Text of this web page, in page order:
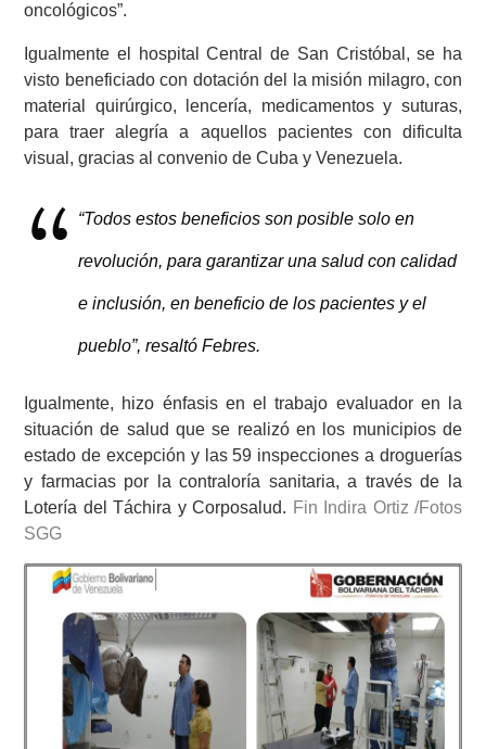
oncológicos”.
Igualmente el hospital Central de San Cristóbal, se ha
visto beneficiado con dotación del la misión milagro, con
material quirúrgico, lencería, medicamentos y suturas,
para traer alegría a aquellos pacientes con dificulta
visual, gracias al convenio de Cuba y Venezuela.
“Todos estos beneficios son posible solo en
revolución, para garantizar una salud con calidad
e inclusión, en beneficio de los pacientes y el
pueblo”, resaltó Febres.
Igualmente, hizo énfasis en el trabajo evaluador en la
situación de salud que se realizó en los municipios de
estado de excepción y las 59 inspecciones a droguerías
y farmacias por la contraloría sanitaria, a través de la
Lotería del Táchira y Corposalud. Fin Indira Ortiz /Fotos
SGG